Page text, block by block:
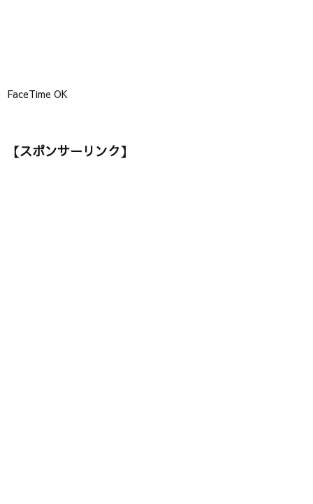
FaceTime OK
【スポンサーリンク】